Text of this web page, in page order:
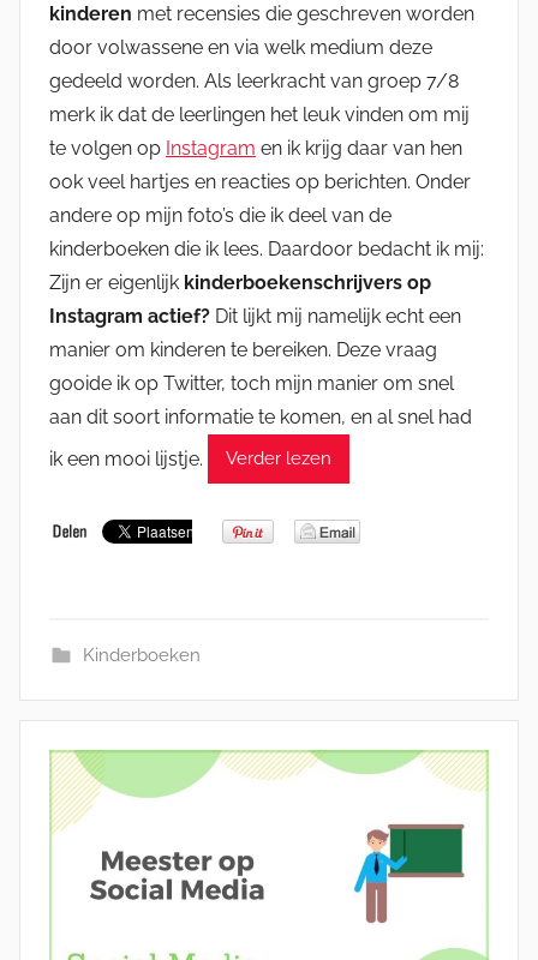
kinderen met recensies die geschreven worden
door volwassene en via welk medium deze
gedeeld worden. Als leerkracht van groep 7/8
merk ik dat de leerlingen het leuk vinden om mij
te volgen op Instagram en ik krijg daar van hen
ook veel hartjes en reacties op berichten. Onder
andere op mijn foto’s die ik deel van de
kinderboeken die ik lees. Daardoor bedacht ik mij:
Zijn er eigenlijk kinderboekenschrijvers op
Instagram actief? Dit lijkt mij namelijk echt een
manier om kinderen te bereiken. Deze vraag
gooide ik op Twitter, toch mijn manier om snel
aan dit soort informatie te komen, en al snel had
ik een mooi lijstje.
Verder lezen
Kinderboeken